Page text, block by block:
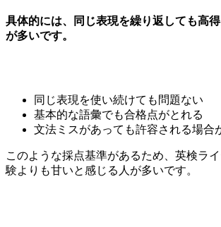
具体的には、同じ表現を繰り返しても高
が多いです。
同じ表現を使い続けても問題ない
基本的な語彙でも合格点がとれる
文法ミスがあっても許容される場合
このような採点基準があるため、英検ラ
験よりも甘いと感じる人が多いです。